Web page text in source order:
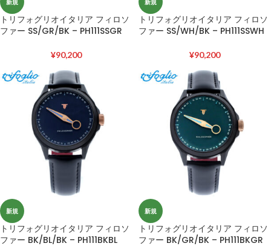
新規
トリフォグリオイタリア フィロソ
ファー SS/GR/BK – PH111SSGR
¥90,200
新規
トリフォグリオイタリア フィロソ
ファー SS/WH/BK – PH111SSWH
¥90,200
新規
トリフォグリオイタリア フィロソ
ファー BK/BL/BK – PH111BKBL
新規
トリフォグリオイタリア フィロソ
ファー BK/GR/BK – PH111BKGR